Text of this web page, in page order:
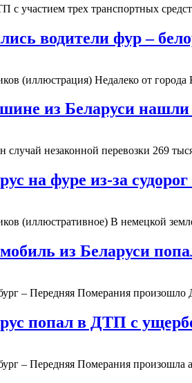
участием трех транспортных
водители фур –
(иллюстрация) Недалеко от
из Беларуси нашли
случай незаконной перевозки 269
на фуре из-за
(иллюстративное) В немецкой
из Беларуси
– Передняя Померания
попал в ДТП с
– Передняя Померания произошла